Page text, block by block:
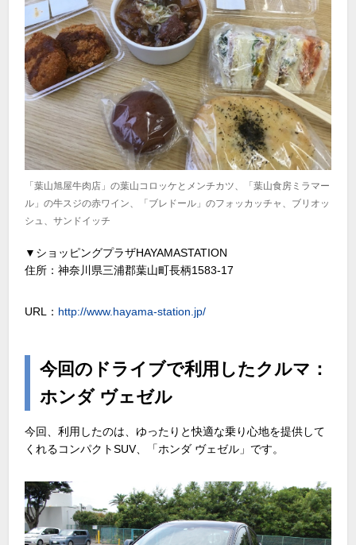
「葉山旭屋牛肉店」の葉山コロッケとメンチカツ、「葉山食房ミラマー
ル」の牛スジの赤ワイン、「ブレドール」のフォッカッチャ、ブリオッ
シュ、サンドイッチ
▼ショッピングプラザHAYAMASTATION
住所：神奈川県三浦郡葉山町長柄1583-17
URL： http://www.hayama-station.jp/
今回のドライブで利用したクルマ：
ホンダ ヴェゼル
今回、利用したのは、ゆったりと快適な乗り心地を提供して
くれるコンパクトSUV、「ホンダ ヴェゼル」です。